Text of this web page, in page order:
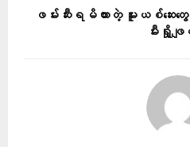
ဖမ်းဆီးရမိထားတဲ့ မူးယစ်ဆေ
မီးရှို့ဖ